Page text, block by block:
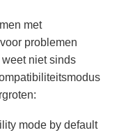
met
problemen
niet sinds
mode by default